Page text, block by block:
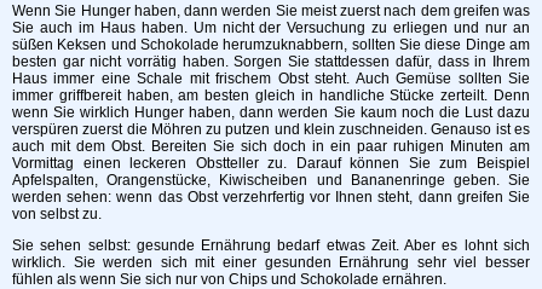
Wenn Sie Hunger haben, dann werden Sie meist zuerst nach dem greifen was
Sie auch im Haus haben. Um nicht der Versuchung zu erliegen und nur an
süßen Keksen und Schokolade herumzuknabbern, sollten Sie diese Dinge am
besten gar nicht vorrätig haben. Sorgen Sie stattdessen dafür, dass in Ihrem
Haus immer eine Schale mit frischem Obst steht. Auch Gemüse sollten Sie
immer griffbereit haben, am besten gleich in handliche Stücke zerteilt. Denn
wenn Sie wirklich Hunger haben, dann werden Sie kaum noch die Lust dazu
verspüren zuerst die Möhren zu putzen und klein zuschneiden. Genauso ist es
auch mit dem Obst. Bereiten Sie sich doch in ein paar ruhigen Minuten am
Vormittag einen leckeren Obstteller zu. Darauf können Sie zum Beispiel
Apfelspalten, Orangenstücke, Kiwischeiben und Bananenringe geben. Sie
werden sehen: wenn das Obst verzehrfertig vor Ihnen steht, dann greifen Sie
von selbst zu.
Sie sehen selbst: gesunde Ernährung bedarf etwas Zeit. Aber es lohnt sich
wirklich. Sie werden sich mit einer gesunden Ernährung sehr viel besser
fühlen als wenn Sie sich nur von Chips und Schokolade ernähren.